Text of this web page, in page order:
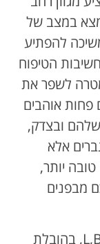
נמצא במצב של
להפתיע
הטיפוח
לשפר את
אוהבים
ובצדק,
אלא
יותר,
מבפנים
ברשת מרפאות הבוטיק L,Barak Milan, בהובלת